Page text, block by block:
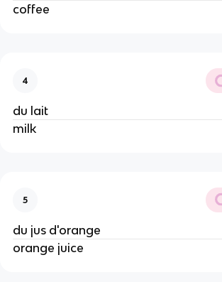
coffee
4
du lait
milk
5
du jus d'orange
orange juice